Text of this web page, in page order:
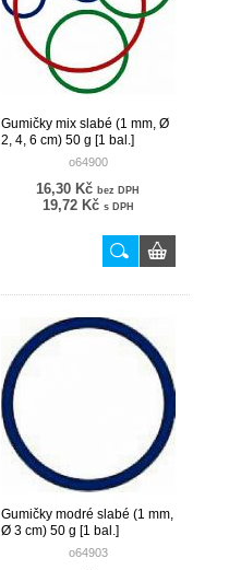
Gumičky mix slabé (1 mm, Ø
2, 4, 6 cm) 50 g [1 bal.]
o64900
16,30 Kč bez DPH
19,72 Kč s DPH
Gumičky modré slabé (1 mm,
Ø 3 cm) 50 g [1 bal.]
o64903